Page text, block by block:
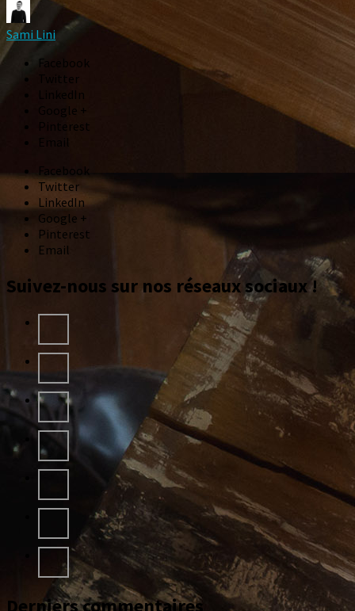
Sami Lini
Facebook
Twitter
LinkedIn
Google +
Pinterest
Email
Facebook
Twitter
LinkedIn
Google +
Pinterest
Email
Suivez-nous sur nos réseaux sociaux !
Derniers commentaires